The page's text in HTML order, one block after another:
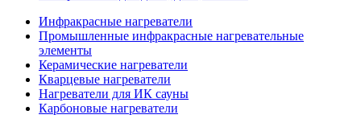
Инфракрасные нагреватели
Промышленные инфракрасные нагревательные
элементы
Керамические нагреватели
Кварцевые нагреватели
Нагреватели для ИК сауны
Карбоновые нагреватели